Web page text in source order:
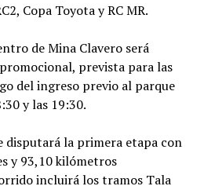
Copa Toyota y RC MR.
de Mina Clavero será
prevista para las
del ingreso previo al parque
y las 19:30.
disputará la primera etapa con
y 93,10 kilómetros
incluirá los tramos Tala